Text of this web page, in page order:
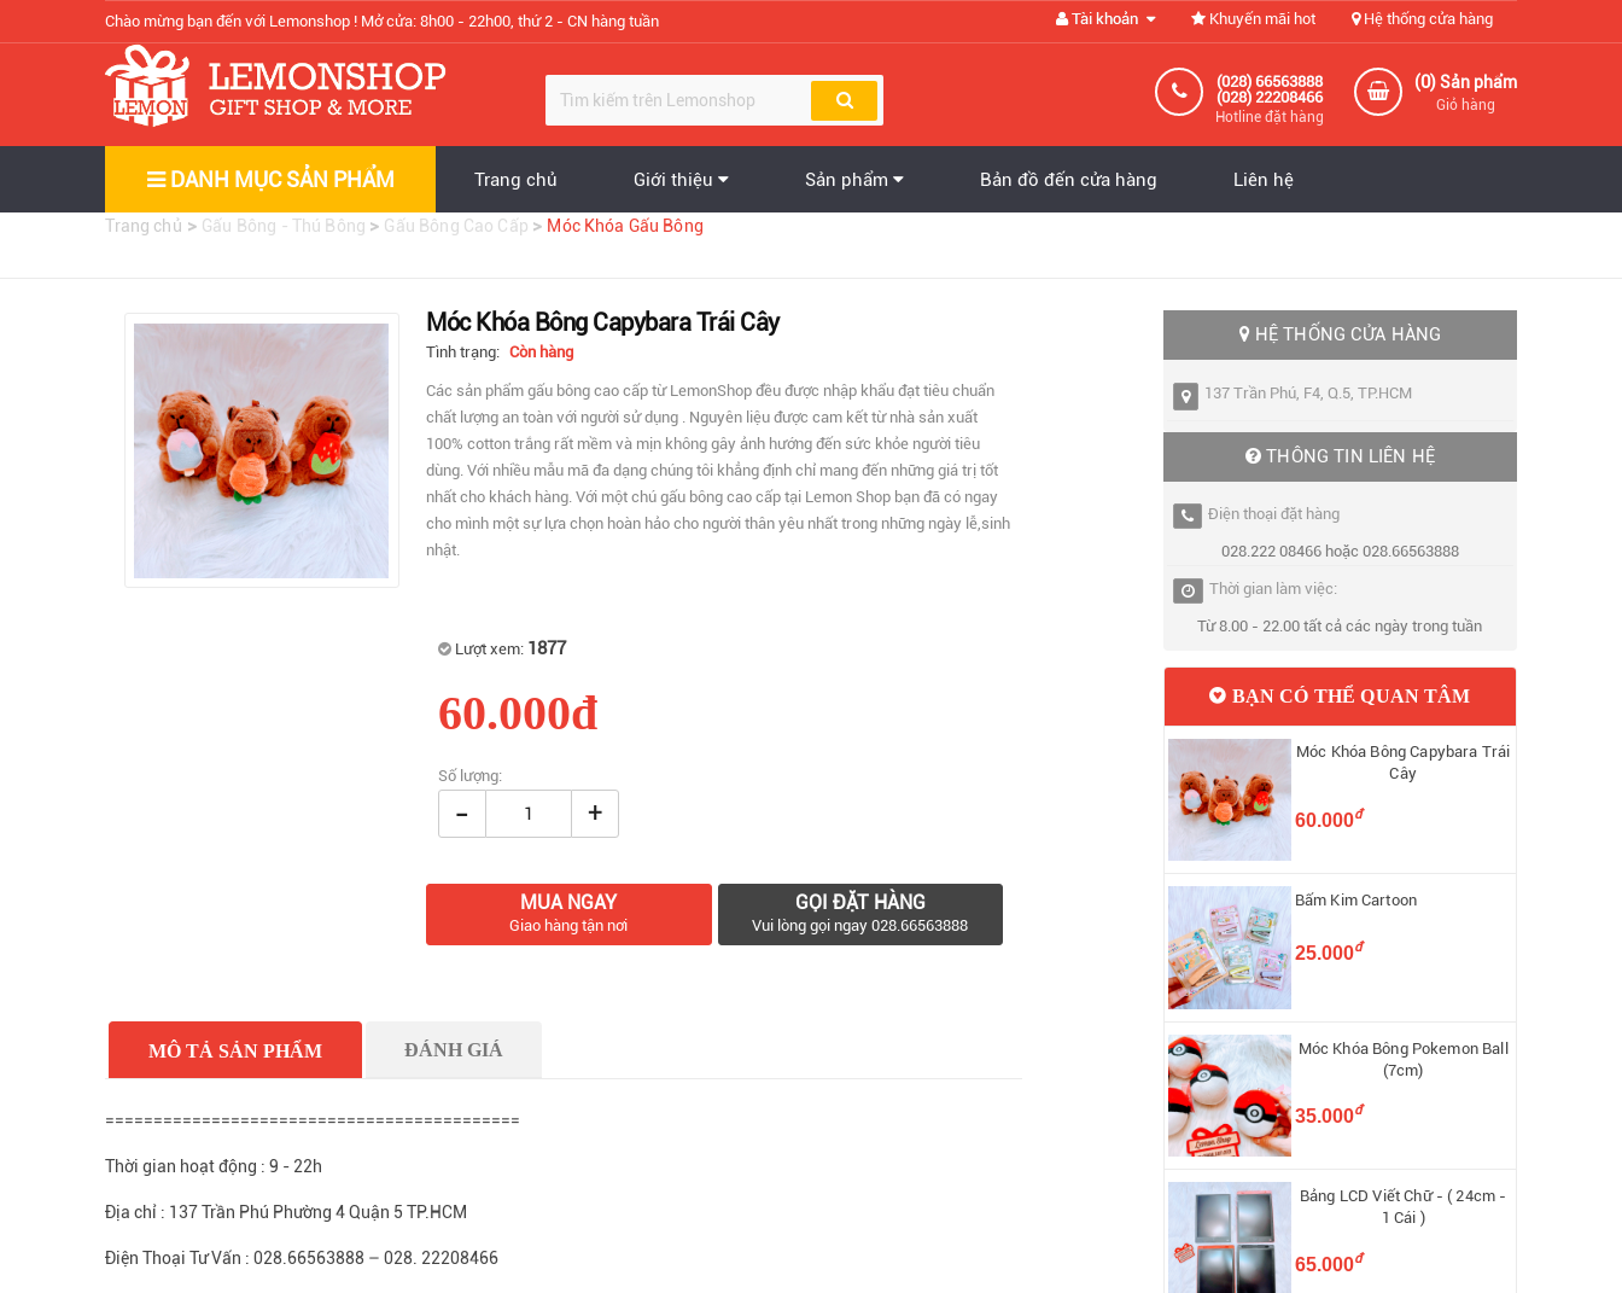
Chào mừng bạn đến với Lemonshop ! Mở cửa: 8h00 - 22h00, thứ 2 - CN hàng tuần Tài khoản Khuyến mãi hot Hệ thống cửa hàng
(0) Sản phẩm
Giỏ hàng
(028) 66563888
(028) 22208466
Hotline đặt hàng
DANH MỤC SẢN PHẨM Trang chủ Giới thiệu Sản phẩm Bản đồ đến cửa hàng Liên hệ
Trang chủ > Gấu Bông - Thú Bông > Gấu Bông Cao Cấp > Móc Khóa Gấu Bông
Móc Khóa Bông Capybara Trái Cây
Tình trạng: Còn hàng
Các sản phẩm gấu bông cao cấp từ LemonShop đều được nhập khẩu đạt tiêu chuẩn
chất lượng an toàn với người sử dụng . Nguyên liệu được cam kết từ nhà sản xuất
100% cotton trắng rất mềm và mịn không gây ảnh hướng đến sức khỏe người tiêu
dùng. Với nhiều mẫu mã đa dạng chúng tôi khẳng định chỉ mang đến những giá trị tốt
nhất cho khách hàng. Với một chú gấu bông cao cấp tại Lemon Shop bạn đã có ngay
cho mình một sự lựa chọn hoàn hảo cho người thân yêu nhất trong những ngày lễ,sinh
nhật.
Lượt xem: 1877
60.000đ
Số lượng:
- +
MUA NGAY
Giao hàng tận nơi
GỌI ĐẶT HÀNG
Vui lòng gọi ngay 028.66563888
MÔ TẢ SẢN PHẨM ĐÁNH GIÁ
===========================================
Thời gian hoạt động : 9 - 22h
Địa chỉ : 137 Trần Phú Phường 4 Quận 5 TP.HCM
Điện Thoại Tư Vấn : 028.66563888 – 028. 22208466
HỆ THỐNG CỬA HÀNG
137 Trần Phú, F4, Q.5, TP.HCM
THÔNG TIN LIÊN HỆ
Điện thoại đặt hàng
028.222 08466 hoặc 028.66563888
Thời gian làm việc:
Từ 8.00 - 22.00 tất cả các ngày trong tuần
BẠN CÓ THỂ QUAN TÂM
Móc Khóa Bông Capybara Trái
Cây
60.000đ
Bấm Kim Cartoon
25.000đ
Móc Khóa Bông Pokemon Ball
(7cm)
35.000đ
Bảng LCD Viết Chữ - ( 24cm -
1 Cái )
65.000đ